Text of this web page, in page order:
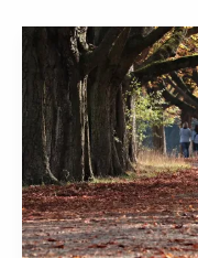
polan
zmienia
się
coraz
szybciej